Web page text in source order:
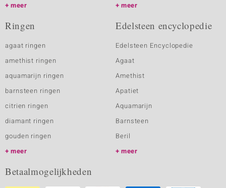
meer
meer
Ringen
agaat ringen
amethist ringen
aquamarijn ringen
barnsteen ringen
citrien ringen
diamant ringen
gouden ringen
meer
Edelsteen encyclopedie
Edelsteen Encyclopedie
Agaat
Amethist
Apatiet
Aquamarijn
Barnsteen
Beril
meer
Betaalmogelijkheden